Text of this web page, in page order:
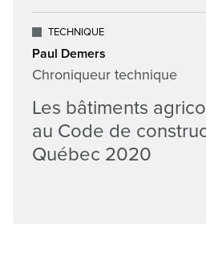
TECHNIQUE
Paul Demers
Chroniqueur technique
Les bâtiments
au Code de
Québec 2020